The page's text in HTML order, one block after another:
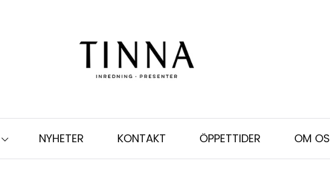
NYHETER KONTAKT ÖPPETTIDER OM